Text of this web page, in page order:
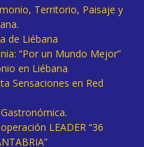
Territorio, Paisaje y
de Liébana
“Por un Mundo Mejor”
en Liébana
Sensaciones en Red
LEADER “36